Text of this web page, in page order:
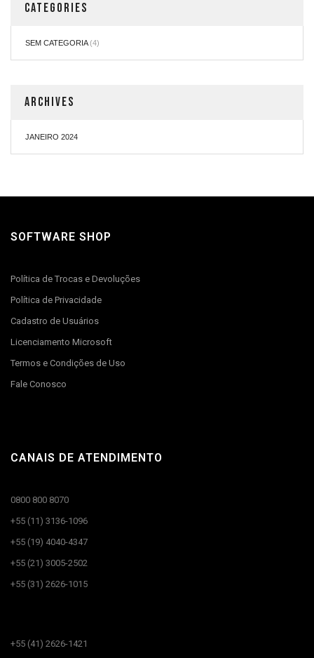
CATEGORIES
SEM CATEGORIA(4)
ARCHIVES
JANEIRO 2024
SOFTWARE SHOP
Política de Trocas e Devoluções
Política de Privacidade
Cadastro de Usuários
Licenciamento Microsoft
Termos e Condições de Uso
Fale Conosco
CANAIS DE ATENDIMENTO
0800 800 8070
+55 (11) 3136-1096
+55 (19) 4040-4347
+55 (21) 3005-2502
+55 (31) 2626-1015
+55 (41) 2626-1421